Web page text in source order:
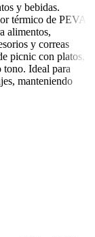
y bebidas.
térmico de PEVA.
alimentos,
y correas
picnic con platos,
tono. Ideal para
manteniendo